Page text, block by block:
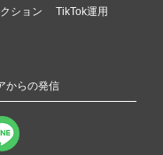
ション
TikTok運用
からの発信